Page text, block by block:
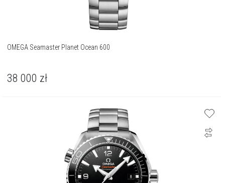
OMEGA Seamaster Planet Ocean 600
38 000 zł